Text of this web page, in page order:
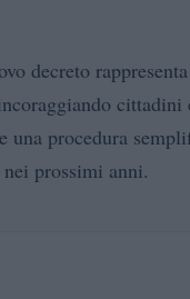
decreto
una procedura
prossimi anni.